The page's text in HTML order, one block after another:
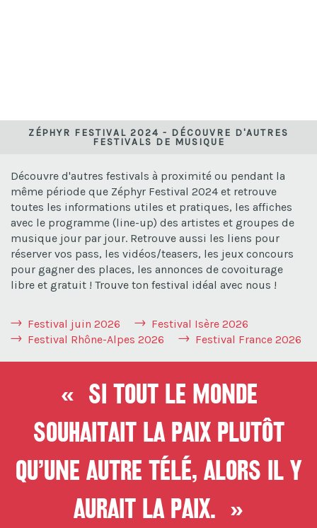
ZÉPHYR FESTIVAL 2024 - DÉCOUVRE D'AUTRES
FESTIVALS DE MUSIQUE
Découvre d'autres festivals à proximité ou pendant la
même période que Zéphyr Festival 2024 et retrouve
toutes les informations utiles et pratiques, les affiches
avec le programme (line-up) des artistes et groupes de
musique jour par jour. Retrouve aussi les liens pour
réserver vos pass, les vidéos/teasers, les jeux concours
pour gagner des places, les annonces de covoiturage
libre et gratuit ! Trouve ton festival idéal avec nous !
Festival juin 2026
Festival Isère 2026
Festival Rhône-Alpes 2026
Festival France 2026
« Si tout le monde
souhaitait la paix plutôt
qu’une autre télé, alors il y
aurait la paix. »